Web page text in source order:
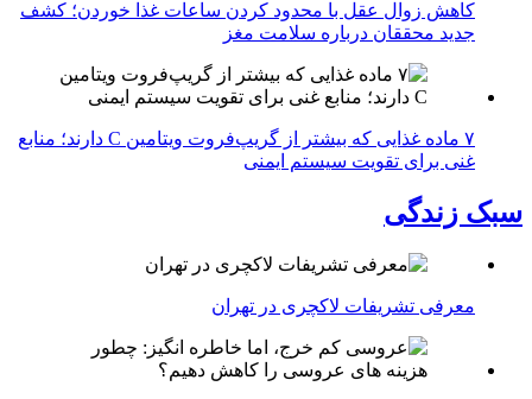
کاهش زوال عقل با محدود کردن ساعات غذا خوردن؛ کشف
جدید محققان درباره سلامت مغز
۷ ماده غذایی که بیشتر از گریپ‌فروت ویتامین C دارند؛ منابع
غنی برای تقویت سیستم ایمنی
سبک زندگی
معرفی تشریفات لاکچری در تهران